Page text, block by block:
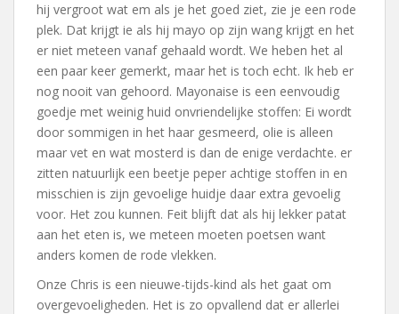
hij vergroot wat em als je het goed ziet, zie je een rode
plek. Dat krijgt ie als hij mayo op zijn wang krijgt en het
er niet meteen vanaf gehaald wordt. We heben het al
een paar keer gemerkt, maar het is toch echt. Ik heb er
nog nooit van gehoord. Mayonaise is een eenvoudig
goedje met weinig huid onvriendelijke stoffen: Ei wordt
door sommigen in het haar gesmeerd, olie is alleen
maar vet en wat mosterd is dan de enige verdachte. er
zitten natuurlijk een beetje peper achtige stoffen in en
misschien is zijn gevoelige huidje daar extra gevoelig
voor. Het zou kunnen. Feit blijft dat als hij lekker patat
aan het eten is, we meteen moeten poetsen want
anders komen de rode vlekken.
Onze Chris is een nieuwe-tijds-kind als het gaat om
overgevoeligheden. Het is zo opvallend dat er allerlei